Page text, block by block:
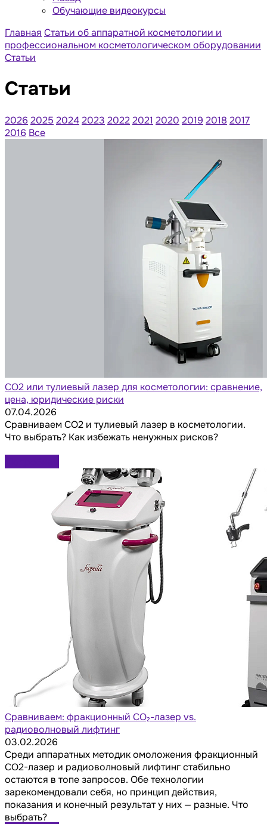
Обучающие видеокурсы
Главная Статьи об аппаратной косметологии и
профессиональном косметологическом оборудовании
Статьи
Статьи
2026 2025 20242023 20222021 2020 2019 2018 2017
2016 Все
СО2 или тулиевый лазер для косметологии: сравнение,
цена, юридические риски
07.04.2026
Сравниваем СО2 и тулиевый лазер в косметологии.
Что выбрать? Как избежать ненужных рисков?
Сравниваем: фракционный CO₂-лазер vs.
радиоволновый лифтинг
03.02.2026
Среди аппаратных методик омоложения фракционный
СО2-лазер и радиоволновый лифтинг стабильно
остаются в топе запросов. Обе технологии
зарекомендовали себя, но принцип действия,
показания и конечный результат у них — разные. Что
выбрать?